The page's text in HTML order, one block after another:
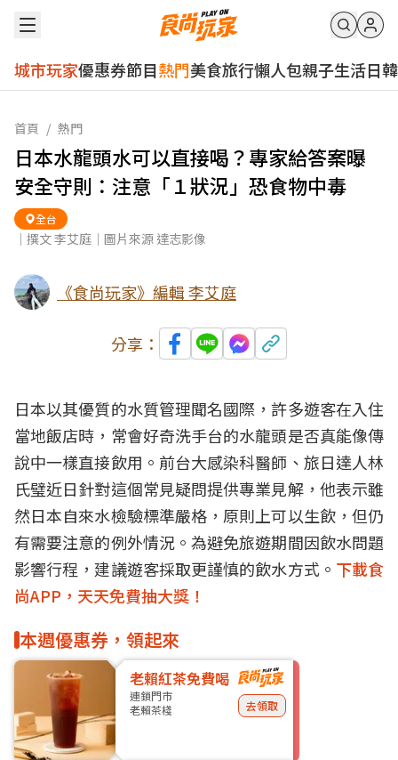
城市玩家優惠券節目熱門美食旅行懶人包親子生活日韓
首頁 / 熱門
日本水龍頭水可以直接喝？專家給答案曝
安全守則：注意「１狀況」恐食物中毒
全台
｜撰文 李艾庭｜圖片來源 達志影像
《食尚玩家》編輯 李艾庭
分享：
日本以其優質的水質管理聞名國際，許多遊客在入住
當地飯店時，常會好奇洗手台的水龍頭是否真能像傳
說中一樣直接飲用。前台大感染科醫師、旅日達人林
氏璧近日針對這個常見疑問提供專業見解，他表示雖
然日本自來水檢驗標準嚴格，原則上可以生飲，但仍
有需要注意的例外情況。為避免旅遊期間因飲水問題
影響行程，建議遊客採取更謹慎的飲水方式。 下載食
尚APP，天天免費抽大獎！
本週優惠券，領起來
老賴紅茶免費喝
連鎖門市
老賴茶棧
去領取